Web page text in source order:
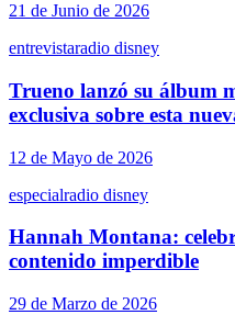
21 de Junio de 2026
entrevistaradio disney
Trueno lanzó su álbum
exclusiva sobre esta
12 de Mayo de 2026
especialradio disney
Hannah Montana:
contenido imperdible
29 de Marzo de 2026